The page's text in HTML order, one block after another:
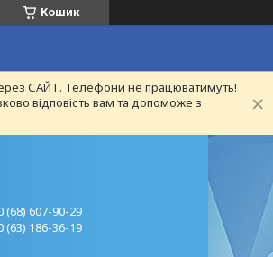
Кошик
САЙТ. Телефони не працюватимуть!
відповість вам та допоможе з
(68) 607-90-29
(63) 186-36-19